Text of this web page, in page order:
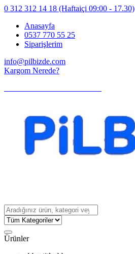
0 312 312 14 18 (Haftaiçi 09:00 - 17.30)
Anasayfa
0537 770 55 25
Siparişlerim
info@pilbizde.com
Kargom Nerede?
Ürünler